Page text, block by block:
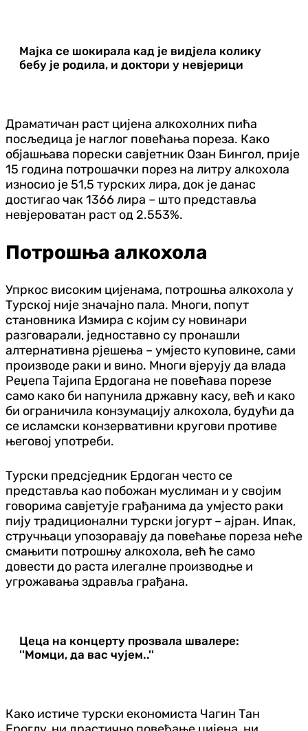
Мајка се шокирала кад је видјела колику
бебу је родила, и доктори у невјерици
Драматичан раст цијена алкохолних пића
посљедица је наглог повећања пореза. Како
објашњава порески савјетник Озан Бингол, прије
15 година потрошачки порез на литру алкохола
износио је 51,5 турских лира, док је данас
достигао чак 1366 лира – што представља
невјероватан раст од 2.553%.
Потрошња алкохола
Упркос високим цијенама, потрошња алкохола у
Турској није значајно пала. Многи, попут
становника Измира с којим су новинари
разговарали, једноставно су пронашли
алтернативна рјешења – умјесто куповине, сами
производе раки и вино. Многи вјерују да влада
Реџепа Тајипа Ердогана не повећава порезе
само како би напунила државну касу, већ и како
би ограничила конзумацију алкохола, будући да
се исламски конзервативни кругови противе
његовој употреби.
Турски предсједник Ердоган често се
представља као побожан муслиман и у својим
говорима савјетује грађанима да умјесто раки
пију традиционални турски јогурт – ајран. Ипак,
стручњаци упозоравају да повећање пореза неће
смањити потрошњу алкохола, већ ће само
довести до раста илегалне производње и
угрожавања здравља грађана.
Цеца на концерту прозвала швалере:
''Момци, да вас чујем..''
Како истиче турски економиста Чагин Тан